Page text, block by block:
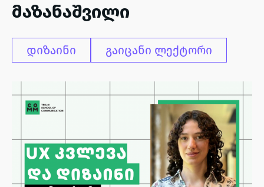
მაზანაშვილი
დიზაინი გაიცანი ლექტორი